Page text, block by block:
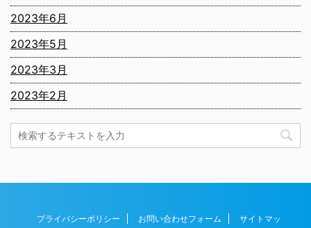
2023年6月
2023年5月
2023年3月
2023年2月
プライバシーポリシー お問い合わせフォーム サイトマッ